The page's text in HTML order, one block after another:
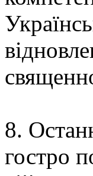
8.
гостро